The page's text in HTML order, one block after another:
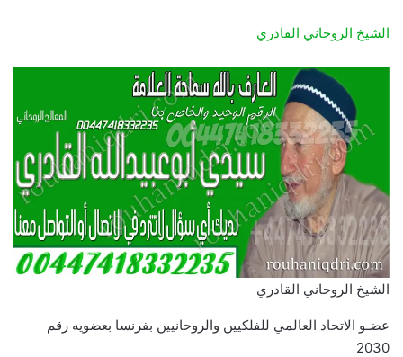
الشيخ الروحاني القادري
الشيخ الروحاني القادري
عضـو الاتحاد العالمي للفلكيين والروحانيين بفرنسا بعضويه رقم
2030